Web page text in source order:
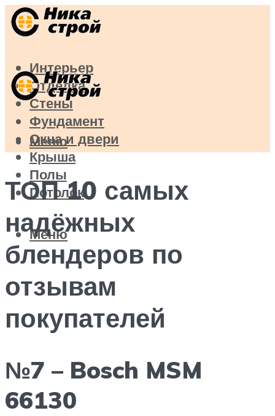
Интерьер
Отделка
Стены
Фундамент
Окна и двери
Крыша
Полы
Потолок
Меню
Меню
ТОП 10 самых
надёжных
блендеров по
отзывам
покупателей
№7 – Bosch MSM
66130